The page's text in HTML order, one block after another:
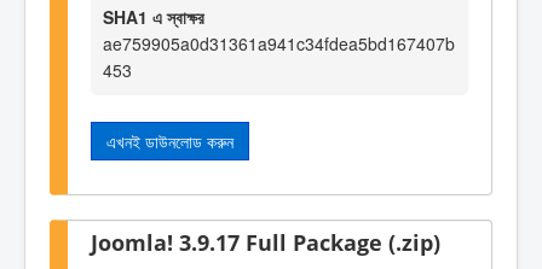
SHA1 এ স্বাক্ষর
ae759905a0d31361a941c34fdea5bd167407b
453
এখনই ডাউনলোড করুন
Joomla! 3.9.17 Full Package (.zip)